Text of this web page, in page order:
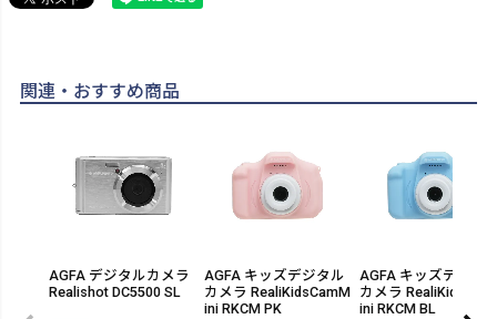
関連・おすすめ商品
AGFA デジタルカメラ
Realishot DC5500 SL
AGFA キッズデジタル
カメラ RealiKidsCamM
ini RKCM PK
AGFA キッズデジタ
カメラ
ini RKCM BL